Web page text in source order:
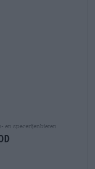
en specerijenbieren